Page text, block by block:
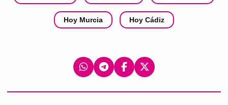
Hoy Murcia Hoy Cádiz